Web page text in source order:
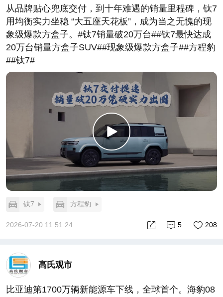
从品牌贴心兜底交付，到十年难遇的销量里程碑，钛7
用均衡实力坐稳 “大五座天花板”，成为当之无愧的现
象级爆款方盒子。#钛7销量破20万台##钛7最快达成
20万台销量方盒子SUV##现象级爆款方盒子##方程豹
##钛7#
钛7 方程豹
2026-07-20 11:51:24 208
5
高氏观市
比亚迪第1700万辆新能源车下线，全球首个。海豹08